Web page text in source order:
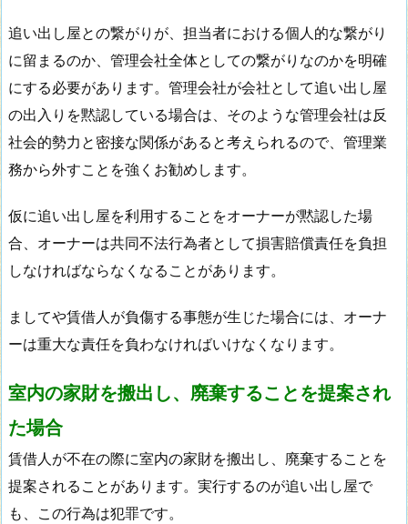
追い出し屋との繋がりが、担当者における個人的な繋がり
に留まるのか、管理会社全体としての繋がりなのかを明確
にする必要があります。管理会社が会社として追い出し屋
の出入りを黙認している場合は、そのような管理会社は反
社会的勢力と密接な関係があると考えられるので、管理業
務から外すことを強くお勧めします。
仮に追い出し屋を利用することをオーナーが黙認した場
合、オーナーは共同不法行為者として損害賠償責任を負担
しなければならなくなることがあります。
ましてや賃借人が負傷する事態が生じた場合には、オーナ
ーは重大な責任を負わなければいけなくなります。
室内の家財を搬出し、廃棄することを提案され
た場合
賃借人が不在の際に室内の家財を搬出し、廃棄することを
提案されることがあります。実行するのが追い出し屋で
も、この行為は犯罪です。